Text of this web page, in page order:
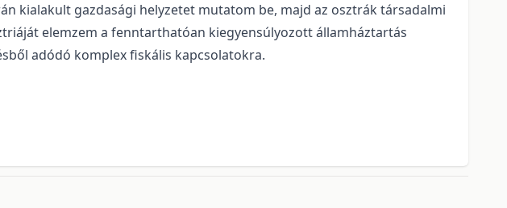
kialakult gazdasági helyzetet mutatom be, majd az osztrák társadalmi
elemzem a fenntarthatóan kiegyensúlyozott államháztartás
adódó komplex fiskális kapcsolatokra.